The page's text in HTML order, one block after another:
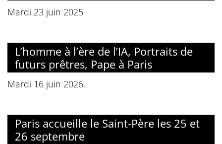
Mardi 23 juin 2025
L’homme à l’ère de l’IA, Portraits de
futurs prêtres, Pape à Paris
Mardi 16 juin 2026.
Paris accueille le Saint-Père les 25 et
26 septembre